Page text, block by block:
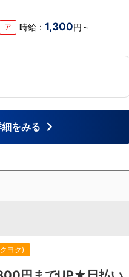
ア 時給：1,300円～
をみる
ヨク)